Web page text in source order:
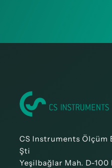
CS Instruments Ölçüm
Şti
Yeşilbağlar Mah. D-100